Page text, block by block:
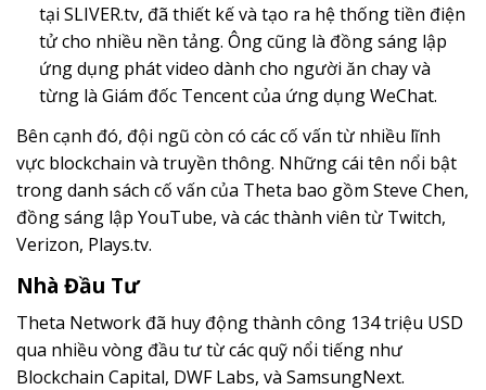
tại SLIVER.tv, đã thiết kế và tạo ra hệ thống tiền điện
tử cho nhiều nền tảng. Ông cũng là đồng sáng lập
ứng dụng phát video dành cho người ăn chay và
từng là Giám đốc Tencent của ứng dụng WeChat.
Bên cạnh đó, đội ngũ còn có các cố vấn từ nhiều lĩnh
vực blockchain và truyền thông. Những cái tên nổi bật
trong danh sách cố vấn của Theta bao gồm Steve Chen,
đồng sáng lập YouTube, và các thành viên từ Twitch,
Verizon, Plays.tv.
Nhà Đầu Tư
Theta Network đã huy động thành công 134 triệu USD
qua nhiều vòng đầu tư từ các quỹ nổi tiếng như
Blockchain Capital, DWF Labs, và SamsungNext.